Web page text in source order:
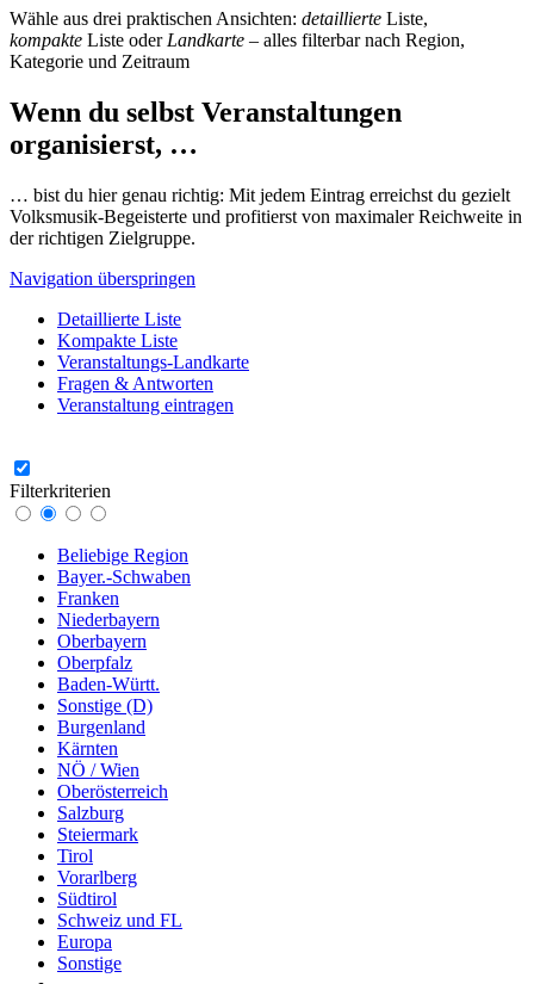
Wähle aus drei praktischen Ansichten: detaillierte Liste,
kompakte Liste oder Landkarte – alles filterbar nach Region,
Kategorie und Zeitraum
Wenn du selbst Veranstaltungen
organisierst, …
… bist du hier genau richtig: Mit jedem Eintrag erreichst du gezielt
Volksmusik-Begeisterte und profitierst von maximaler Reichweite in
der richtigen Zielgruppe.
Navigation überspringen
Detaillierte Liste
Kompakte Liste
Veranstaltungs-Landkarte
Fragen & Antworten
Veranstaltung eintragen
Filterkriterien
Beliebige Region
Bayer.-Schwaben
Franken
Niederbayern
Oberbayern
Oberpfalz
Baden-Württ.
Sonstige (D)
Burgenland
Kärnten
NÖ / Wien
Oberösterreich
Salzburg
Steiermark
Tirol
Vorarlberg
Südtirol
Schweiz und FL
Europa
Sonstige